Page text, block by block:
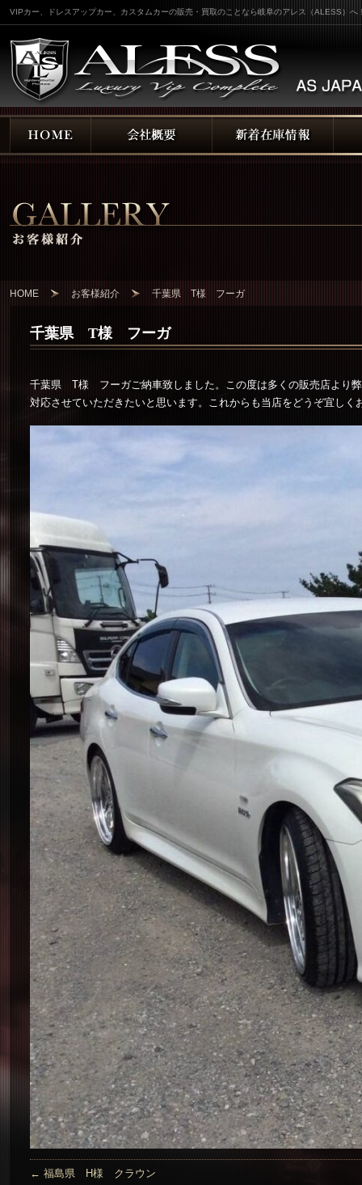
VIPカー、ドレスアップカー、カスタムカーの販売・買取のことなら岐阜のアレス（ALESS）へ
HOME お客様紹介 千葉県 T様 フーガ
千葉県 T様 フーガ
千葉県 T様 フーガご納車致しました。この度は多くの販売店より
対応させていただきたいと思います。これからも当店をどうぞ宜し
← 福島県 H様 クラウン